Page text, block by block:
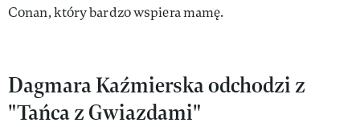
Conan, który bardzo wspiera mamę.
Dagmara Kaźmierska odchodzi z
"Tańca z Gwiazdami"